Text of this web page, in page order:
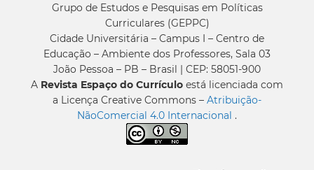
Grupo de Estudos e Pesquisas em Políticas
Curriculares (GEPPC)
Cidade Universitária – Campus I – Centro de
Educação – Ambiente dos Professores, Sala 03
João Pessoa – PB – Brasil | CEP: 58051-900
A Revista Espaço do Currículo está licenciada com
a Licença Creative Commons – Atribuição-
NãoComercial 4.0 Internacional .